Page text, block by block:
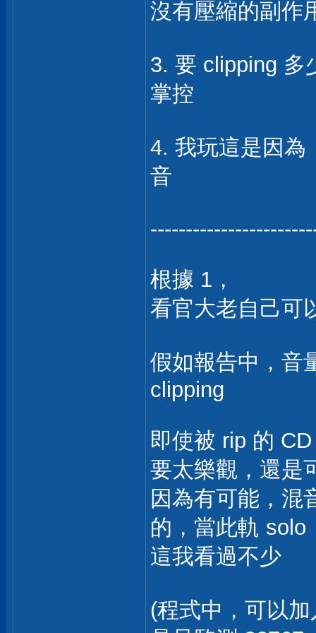
沒有壓縮的副作
3. 要 clipping 多
掌控
4. 我玩這是因為
音
根據 1，
看官大老自己可
假如報告中，音
clipping
即使被 rip 的
要太樂觀，還是
因為有可能，混
的，當此軌 solo
這我看過不少
(程式中，可以